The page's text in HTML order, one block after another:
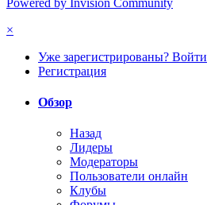
Powered by Invision Community
×
Уже зарегистрированы? Войти
Регистрация
Обзор
Назад
Лидеры
Модераторы
Пользователи онлайн
Клубы